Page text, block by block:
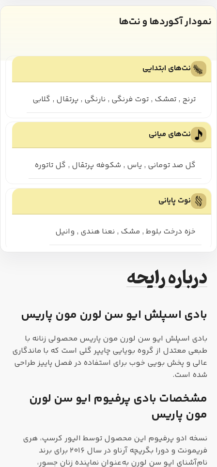
نمودار آکوردها و نت‌ها
نت‌های ابتدایی
ترنج , تمشک , توت فرنگی , نارنگی , پرتقال , گلابی
نت‌های میانی
گل صد تومانی , یاس , شکوفه پرتقال , گل تاتوره
نوت پایانی
خزه درخت بلوط , مشک , نعنا هندی , وانیل
درباره رایحه
بادی اسپلش ایو سن لورن مون پاریس
بادی اسپلش ایو سن لورن مون پاریس محصولی زنانه با
طبعی معتدل از گروه بویایی چایپر گلی است که با ماندگاری
عالی و پخش بویی خوب برای استفاده در فصل پاییز طراحی
شده است.
مشخصات بادی پرفیوم ایو سن لورن
مون پاریس
نسخه ادو پرفیوم این محصول توسط الیور کرسپ، هری
فریمونت و دورا بگریچه آرناو در سال ۲۰۱۶ برای برند
نام‌آشنای ایو سن لورن به‌عنوان نماینده‌ زنان جسور،